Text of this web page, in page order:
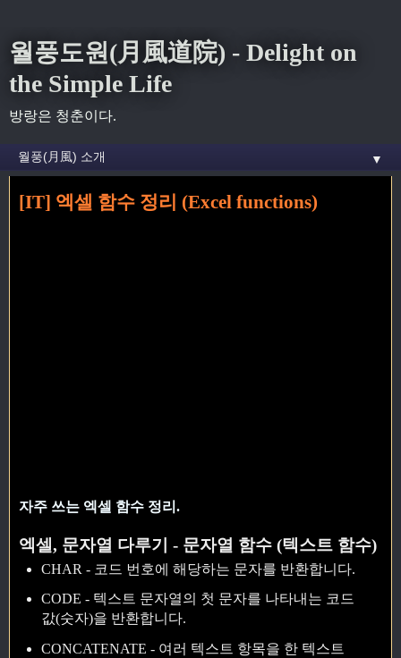
월풍도원(月風道院) - Delight on
the Simple Life
방랑은 청춘이다.
▼
» excel 꼬리가 달린 글
[IT] 엑셀 함수 정리 (Excel functions)
자주 쓰는 엑셀 함수 정리.
엑셀, 문자열 다루기 - 문자열 함수 (텍스트 함수)
CHAR - 코드 번호에 해당하는 문자를 반환합니다.
CODE - 텍스트 문자열의 첫 문자를 나타내는 코드
값(숫자)을 반환합니다.
CONCATENATE - 여러 텍스트 항목을 한 텍스트